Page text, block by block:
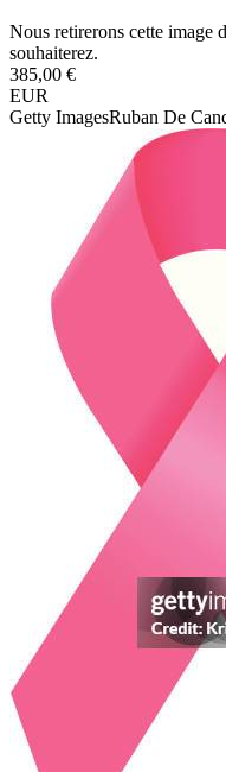
Nous retirerons cette image
souhaiterez.
385,00 €
EUR
Getty ImagesRuban De